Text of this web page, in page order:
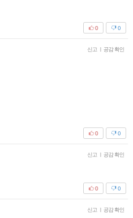
0
0
신고 | 공감 확인
0
0
신고 | 공감 확인
0
0
신고 | 공감 확인